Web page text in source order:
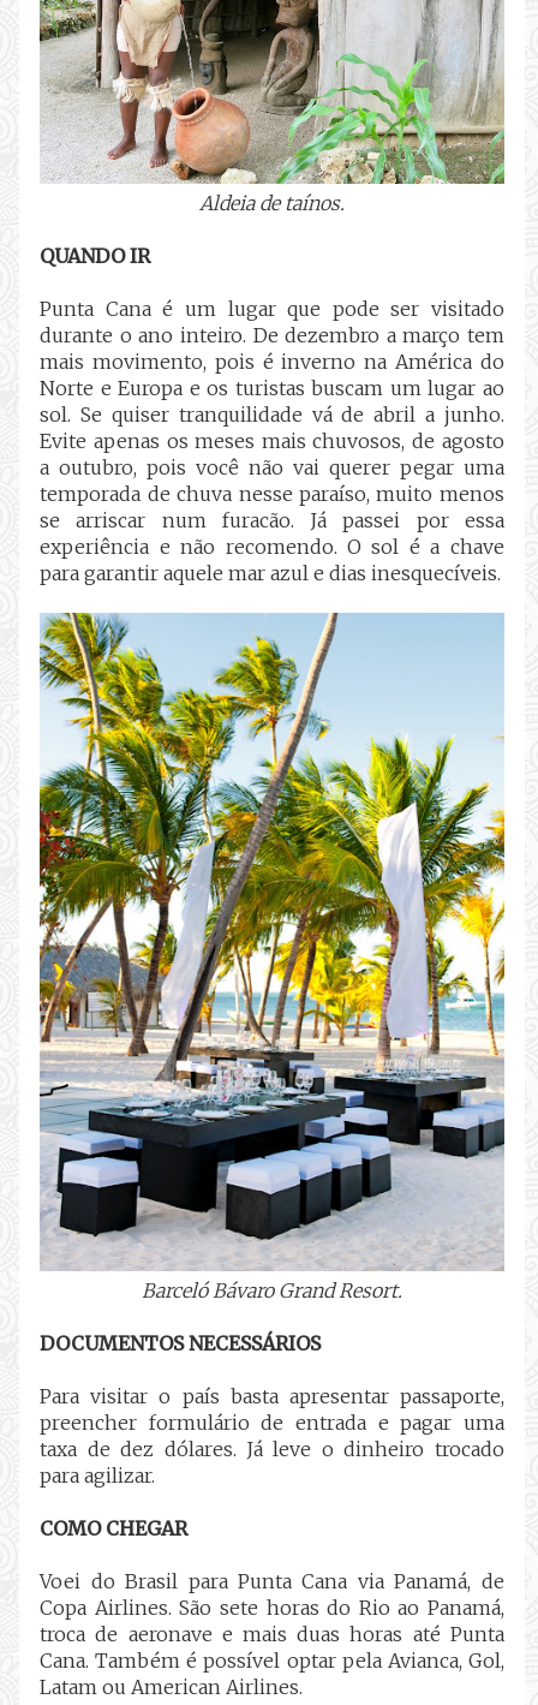
Aldeia de taínos.
QUANDO IR
Punta Cana é um lugar que pode ser visitado
durante o ano inteiro. De dezembro a março tem
mais movimento, pois é inverno na América do
Norte e Europa e os turistas buscam um lugar ao
sol. Se quiser tranquilidade vá de abril a junho.
Evite apenas os meses mais chuvosos, de agosto
a outubro, pois você não vai querer pegar uma
temporada de chuva nesse paraíso, muito menos
se arriscar num furacão. Já passei por essa
experiência e não recomendo. O sol é a chave
para garantir aquele mar azul e dias inesquecíveis.
Barceló Bávaro Grand Resort.
DOCUMENTOS NECESSÁRIOS
Para visitar o país basta apresentar passaporte,
preencher formulário de entrada e pagar uma
taxa de dez dólares. Já leve o dinheiro trocado
para agilizar.
COMO CHEGAR
Voei do Brasil para Punta Cana via Panamá, de
Copa Airlines. São sete horas do Rio ao Panamá,
troca de aeronave e mais duas horas até Punta
Cana. Também é possível optar pela Avianca, Gol,
Latam ou American Airlines.